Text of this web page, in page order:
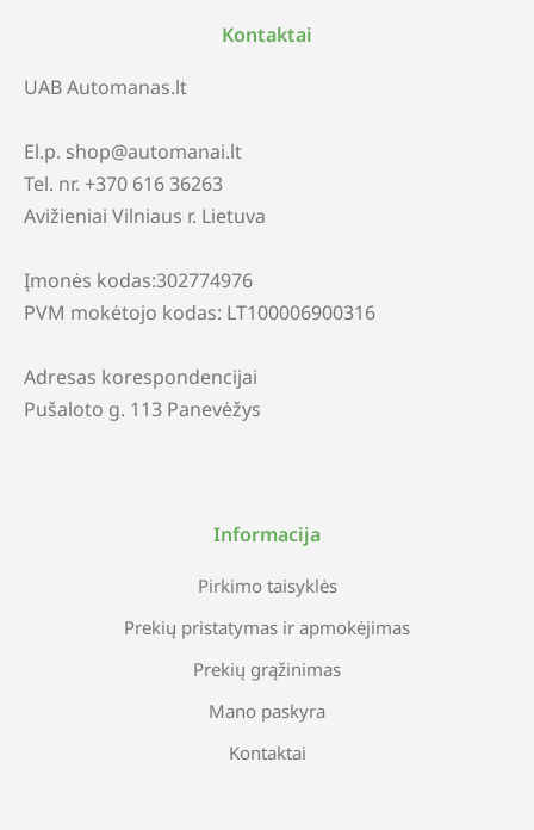
Kontaktai
UAB Automanas.lt
El.p. shop@automanai.lt
Tel. nr. +370 616 36263
Avižieniai Vilniaus r. Lietuva
Įmonės kodas:302774976
PVM mokėtojo kodas: LT100006900316
Adresas korespondencijai
Pušaloto g. 113 Panevėžys
Informacija
Pirkimo taisyklės
Prekių pristatymas ir apmokėjimas
Prekių grąžinimas
Mano paskyra
Kontaktai